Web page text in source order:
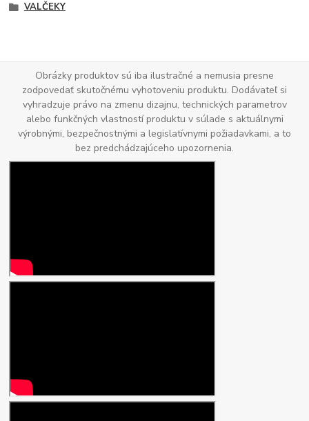
VALČEKY
Obrázky produktov sú iba ilustračné a nemusia presne
zodpovedať skutočnému vyhotoveniu produktu. Dodávateľ si
vyhradzuje právo na zmenu dizajnu, technických parametrov
alebo funkčných vlastností produktu v súlade s aktuálnymi
výrobnými, bezpečnostnými a legislatívnymi požiadavkami, a to
bez predchádzajúceho upozornenia.